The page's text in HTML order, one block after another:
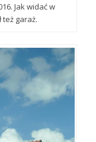
Jak widać w
garaż.